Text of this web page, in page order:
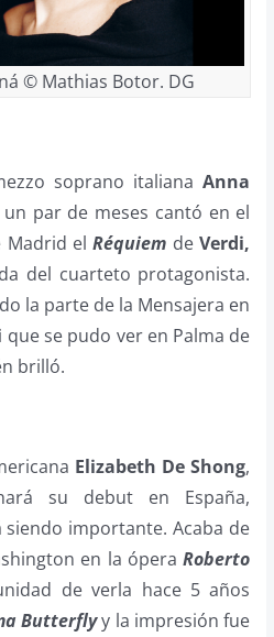
© Mathias Botor. DG
soprano italianaAnna
par de meses cantó en el
Madrid elRéquiem deVerdi,
del cuarteto protagonista.
la parte de la Mensajera en
que se pudo ver en Palma de
brilló.
Elizabeth De Shong,
su debut en España,
importante. Acaba de
en la óperaRoberto
de verla hace 5 años
Butterflyy la impresión fue